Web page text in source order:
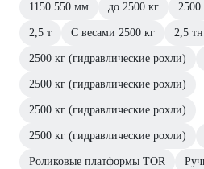
1150 550 мм до 2500 кг 2500
2,5 т С весами 2500 кг 2,5 тн
2500 кг (гидравлические рохли)
2500 кг (гидравлические рохли)
2500 кг (гидравлические рохли)
2500 кг (гидравлические рохли)
Роликовые платформы TOR